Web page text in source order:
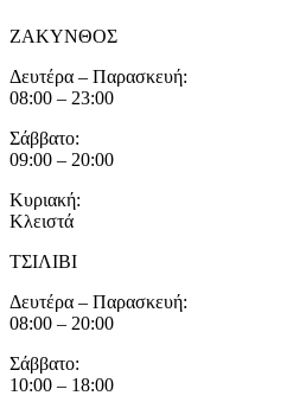
ΖΑΚΥΝΘΟΣ
Δευτέρα – Παρασκευή:
08:00 – 23:00
Σάββατο:
09:00 – 20:00
Κυριακή:
Κλειστά
ΤΣΙΛΙΒΙ
Δευτέρα – Παρασκευή:
08:00 – 20:00
Σάββατο:
10:00 – 18:00